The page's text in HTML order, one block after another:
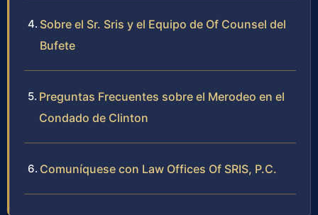
Sobre el Sr. Sris y el Equipo de Of Counsel del
Bufete
Preguntas Frecuentes sobre el Merodeo en el
Condado de Clinton
Comuníquese con Law Offices Of SRIS, P.C.